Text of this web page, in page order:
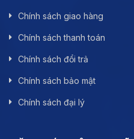
Chính sách giao hàng
Chính sách thanh toán
Chính sách đổi trả
Chính sách bảo mật
Chính sách đại lý